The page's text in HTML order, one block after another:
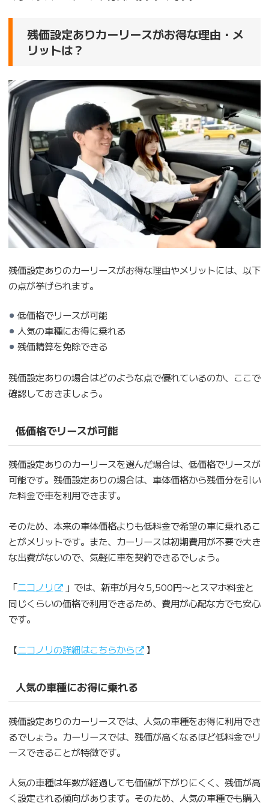
残価設定ありカーリースがお得な理由・メ
リットは？
残価設定ありのカーリースがお得な理由やメリットには、以下
の点が挙げられます。
低価格でリースが可能
人気の車種にお得に乗れる
残価精算を免除できる
残価設定ありの場合はどのような点で優れているのか、ここで
確認しておきましょう。
低価格でリースが可能
残価設定ありのカーリースを選んだ場合は、低価格でリースが
可能です。残価設定ありの場合は、車体価格から残価分を引い
た料金で車を利用できます。
そのため、本来の車体価格よりも低料金で希望の車に乗れるこ
とがメリットです。また、カーリースは初期費用が不要で大き
な出費がないので、気軽に車を契約できるでしょう。
「ニコノリ
」では、新車が月々5,500円〜とスマホ料金と
同じくらいの価格で利用できるため、費用が心配な方でも安心
です。
【ニコノリの詳細はこちらから 】
人気の車種にお得に乗れる
残価設定ありのカーリースでは、人気の車種をお得に利用でき
るでしょう。カーリースでは、残価が高くなるほど低料金でリ
ースできることが特徴です。
人気の車種は年数が経過しても価値が下がりにくく、残価が高
く設定される傾向があります。そのため、人気の車種でも購入